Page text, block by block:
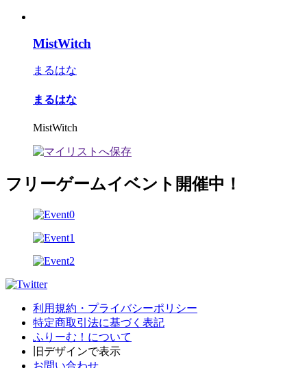
MistWitch
まるはな
まるはな
MistWitch
フリーゲームイベント開催中！
利用規約・プライバシーポリシー
特定商取引法に基づく表記
ふりーむ！について
旧デザインで表示
お問い合わせ